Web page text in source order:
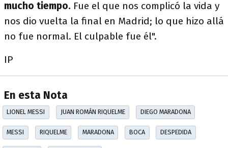
mucho tiempo. Fue el que nos complicó la vida y
nos dio vuelta la final en Madrid; lo que hizo allá
no fue normal. El culpable fue él".
IP
En esta Nota
LIONEL MESSI JUAN ROMÁN RIQUELME DIEGO MARADONA
MESSI RIQUELME MARADONA BOCA DESPEDIDA